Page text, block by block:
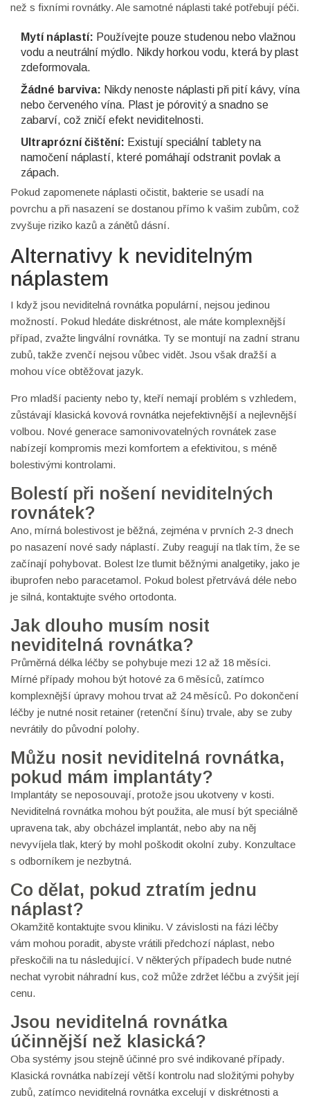
než s fixními rovnátky. Ale samotné náplasti také potřebují péči.
Mytí náplastí: Používejte pouze studenou nebo vlažnou
vodu a neutrální mýdlo. Nikdy horkou vodu, která by plast
zdeformovala.
Žádné barviva: Nikdy nenoste náplasti při pití kávy, vína
nebo červeného vína. Plast je pórovitý a snadno se
zabarví, což zničí efekt neviditelnosti.
Ultraprózní čištění: Existují speciální tablety na
namočení náplastí, které pomáhají odstranit povlak a
zápach.
Pokud zapomenete náplasti očistit, bakterie se usadí na
povrchu a při nasazení se dostanou přímo k vašim zubům, což
zvyšuje riziko kazů a zánětů dásní.
Alternativy k neviditelným
náplastem
I když jsou neviditelná rovnátka populární, nejsou jedinou
možností. Pokud hledáte diskrétnost, ale máte komplexnější
případ, zvažte lingvální rovnátka. Ty se montují na zadní stranu
zubů, takže zvenčí nejsou vůbec vidět. Jsou však dražší a
mohou více obtěžovat jazyk.
Pro mladší pacienty nebo ty, kteří nemají problém s vzhledem,
zůstávají klasická kovová rovnátka nejefektivnější a nejlevnější
volbou. Nové generace samonivovatelných rovnátek zase
nabízejí kompromis mezi komfortem a efektivitou, s méně
bolestivými kontrolami.
Bolestí při nošení neviditelných
rovnátek?
Ano, mírná bolestivost je běžná, zejména v prvních 2-3 dnech
po nasazení nové sady náplastí. Zuby reagují na tlak tím, že se
začínají pohybovat. Bolest lze tlumit běžnými analgetiky, jako je
ibuprofen nebo paracetamol. Pokud bolest přetrvává déle nebo
je silná, kontaktujte svého ortodonta.
Jak dlouho musím nosit
neviditelná rovnátka?
Průměrná délka léčby se pohybuje mezi 12 až 18 měsíci.
Mírné případy mohou být hotové za 6 měsíců, zatímco
komplexnější úpravy mohou trvat až 24 měsíců. Po dokončení
léčby je nutné nosit retainer (retenční šínu) trvale, aby se zuby
nevrátily do původní polohy.
Můžu nosit neviditelná rovnátka,
pokud mám implantáty?
Implantáty se neposouvají, protože jsou ukotveny v kosti.
Neviditelná rovnátka mohou být použita, ale musí být speciálně
upravena tak, aby obcházel implantát, nebo aby na něj
nevyvíjela tlak, který by mohl poškodit okolní zuby. Konzultace
s odborníkem je nezbytná.
Co dělat, pokud ztratím jednu
náplast?
Okamžitě kontaktujte svou kliniku. V závislosti na fázi léčby
vám mohou poradit, abyste vrátili předchozí náplast, nebo
přeskočili na tu následující. V některých případech bude nutné
nechat vyrobit náhradní kus, což může zdržet léčbu a zvýšit její
cenu.
Jsou neviditelná rovnátka
účinnější než klasická?
Oba systémy jsou stejně účinné pro své indikované případy.
Klasická rovnátka nabízejí větší kontrolu nad složitými pohyby
zubů, zatímco neviditelná rovnátka excelují v diskrétnosti a